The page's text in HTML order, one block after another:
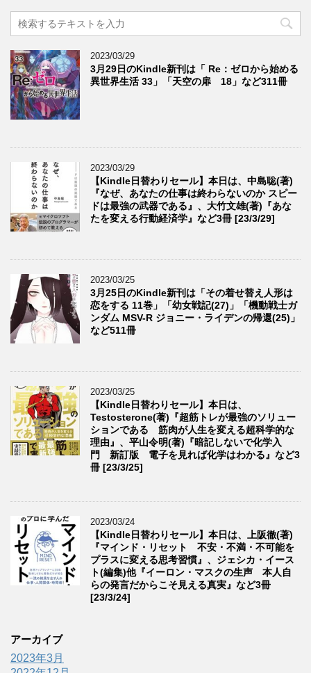
2023/03/29
3月29日のKindle新刊は「 Re：ゼロから始める
異世界生活 33」「天空の扉 18」など311冊
2023/03/29
【Kindle日替わりセール】本日は、中島聡(著)
『なぜ、あなたの仕事は終わらないのか スピー
ドは最強の武器である』、大竹文雄(著)『あな
たを変える行動経済学』など3冊 [23/3/29]
2023/03/25
3月25日のKindle新刊は「その着せ替え人形は
恋をする 11巻」「幼女戦記(27)」「機動戦士ガ
ンダム MSV-R ジョニー・ライデンの帰還(25)」
など511冊
2023/03/25
【Kindle日替わりセール】本日は、
Testosterone(著)『超筋トレが最強のソリュー
ションである 筋肉が人生を変える超科学的な
理由』、平山令明(著)『暗記しないで化学入
門 新訂版 電子を見れば化学はわかる』など3
冊 [23/3/25]
2023/03/24
【Kindle日替わりセール】本日は、上阪徹(著)
『マインド・リセット 不安・不満・不可能を
プラスに変える思考習慣』、ジェシカ・イース
ト(編集)他『イーロン・マスクの生声 本人自
らの発言だからこそ見える真実』など3冊
[23/3/24]
アーカイブ
2023年3月